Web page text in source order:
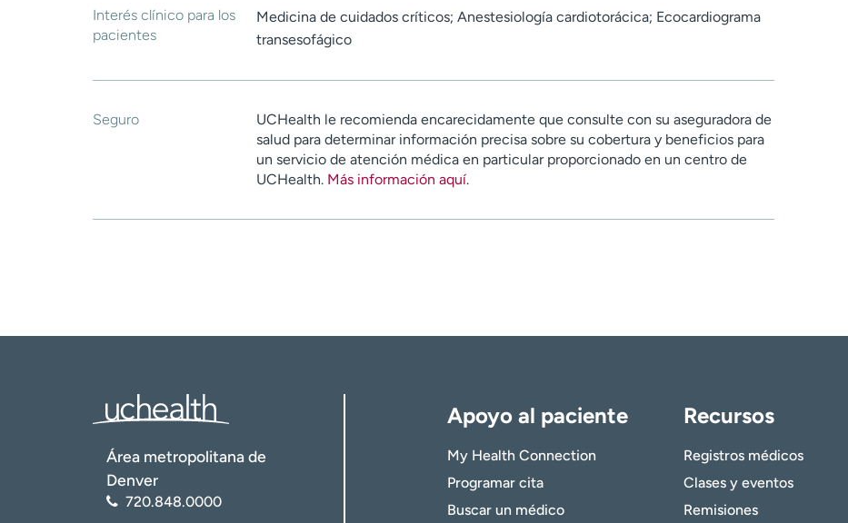
Interés clínico para los
pacientes
Medicina de cuidados críticos; Anestesiología cardiotorácica; Ecocardiograma
transesofágico
Seguro
UCHealth le recomienda encarecidamente que consulte con su aseguradora de
salud para determinar información precisa sobre su cobertura y beneficios para
un servicio de atención médica en particular proporcionado en un centro de
UCHealth. Más información aquí.
Área metropolitana de
Denver
720.848.0000
Apoyo al paciente
My Health Connection
Programar cita
Buscar un médico
Recursos
Registros médicos
Clases y eventos
Remisiones